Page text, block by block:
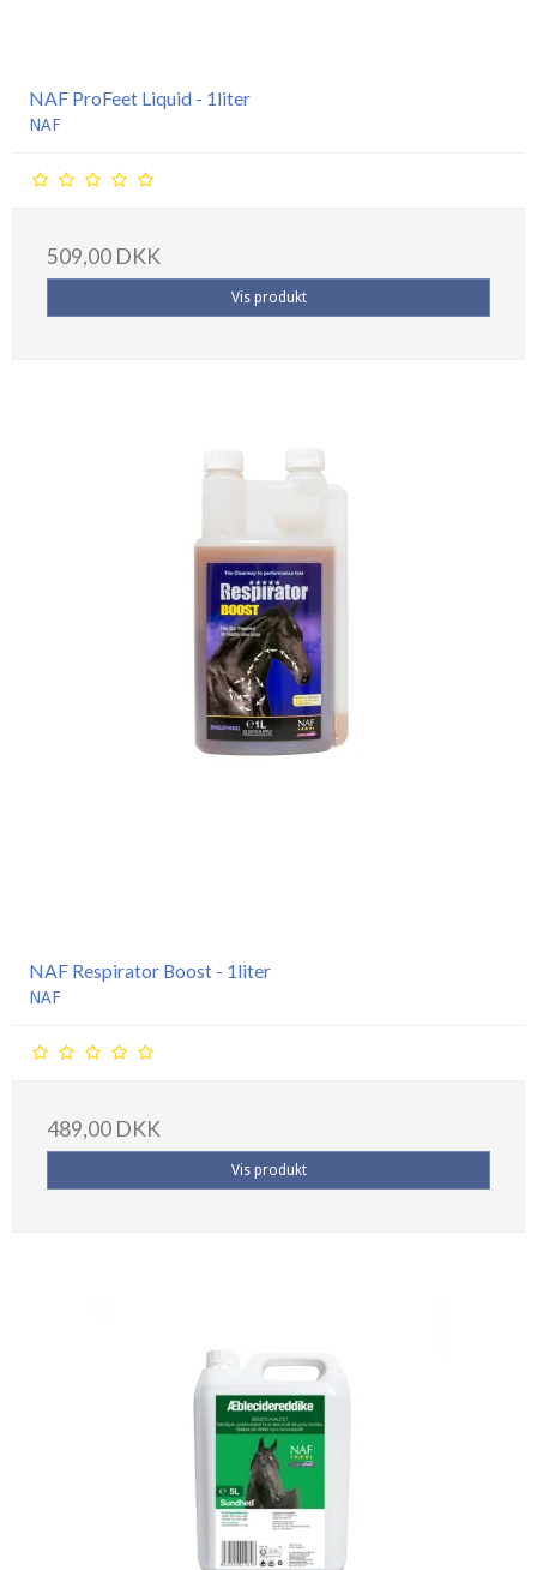
NAF ProFeet Liquid - 1liter
NAF
509,00 DKK
Vis produkt
NAF Respirator Boost - 1liter
NAF
489,00 DKK
Vis produkt